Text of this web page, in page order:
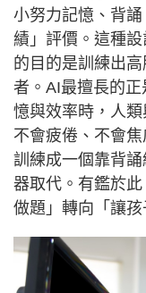
小努力記憶、背
績」評價。這種
的目的是訓練出
者。AI最擅長的
憶與效率時，人
不會疲倦、不會
訓練成一個靠背
器取代。有鑑於
做題」轉向「讓孩